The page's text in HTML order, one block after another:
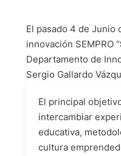
El pasado 4 de Junio
innovación SEMPRO “
Departamento de
Sergio Gallardo
El principal
intercambiar
educativa,
cultura